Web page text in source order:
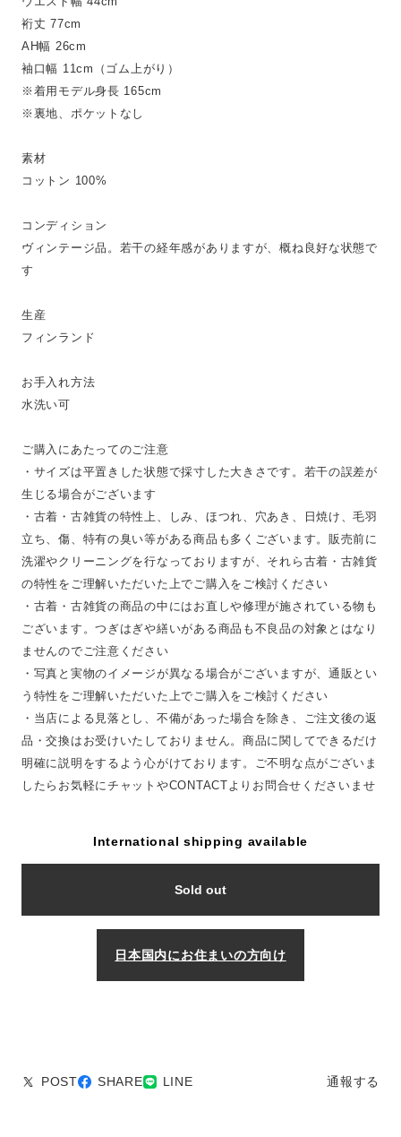
裄丈 77cm
AH幅 26cm
袖口幅 11cm（ゴム上がり）
※着用モデル身長 165cm
※裏地、ポケットなし
素材
コットン 100%
コンディション
ヴィンテージ品。若干の経年感がありますが、概ね良好な状態で
す
生産
フィンランド
お手入れ方法
水洗い可
ご購入にあたってのご注意
・サイズは平置きした状態で採寸した大きさです。若干の誤差が
生じる場合がございます
・古着・古雑貨の特性上、しみ、ほつれ、穴あき、日焼け、毛羽
立ち、傷、特有の臭い等がある商品も多くございます。販売前に
洗濯やクリーニングを行なっておりますが、それら古着・古雑貨
の特性をご理解いただいた上でご購入をご検討ください
・古着・古雑貨の商品の中にはお直しや修理が施されている物も
ございます。つぎはぎや繕いがある商品も不良品の対象とはなり
ませんのでご注意ください
・写真と実物のイメージが異なる場合がございますが、通販とい
う特性をご理解いただいた上でご購入をご検討ください
・当店による見落とし、不備があった場合を除き、ご注文後の返
品・交換はお受けいたしておりません。商品に関してできるだけ
明確に説明をするよう心がけております。ご不明な点がございま
したらお気軽にチャットやCONTACTよりお問合せくださいませ
International shipping available
Sold out
日本国内にお住まいの方向け
POST SHARE LINE 通報する